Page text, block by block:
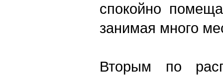
спокойно
занимая много
Вторым по